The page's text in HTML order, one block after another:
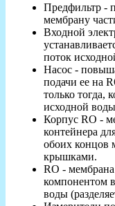
Предфильтр -
мембрану
Входной
поток
Насос -
подачи ее на
только тогда,
исходной
Корпус RO -
контейнера
обоих концов
крышками.
RO -
компонентом
воды